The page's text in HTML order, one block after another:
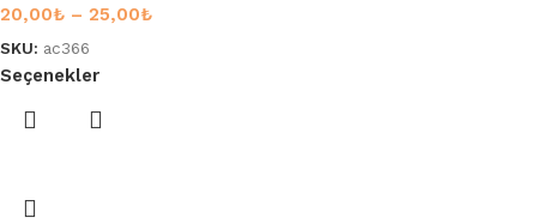
20,00₺ – 25,00₺
SKU: ac366
Seçenekler